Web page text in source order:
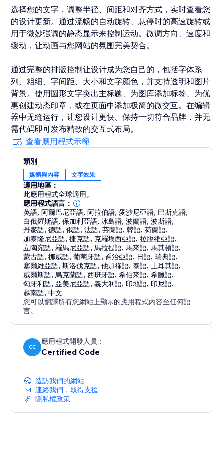
选择您的文字，调整半径、间距和对齐方式，实时查看您
的设计更新。通过流畅的自动旋转、悬停时的高速旋转或
用于微妙强调的静态显示来控制运动。微调方向、速度和
缓动，让动画与您网站的氛围完美契合。
通过完整的排版控制让设计成为您自己的，包括字体系
列、粗细、字间距、大小和文字颜色，并支持透明和图片
背景。使用圆形文字突出主标题、为图库添加标签、为优
惠创建动态印章，或在页面中添加极简的微交互。在编辑
器中无缝运行，让您设计更快、保持一切符合品牌，并无
需代码即可发布精致的交互式布局。
查看應用程式示範
類別
媒體與內容 文字效果
適用地區：
此應用程式全球適用。
應用程式語言：
英語,阿爾巴尼亞語,阿拉伯語,愛沙尼亞語, 巴斯克語,
白俄羅斯語,保加利亞語, 冰島語,波蘭語,波斯語,
丹麥語,德語,俄語,法語,芬蘭語,韓語,荷蘭語,
加泰隆尼亞語,捷克語,克羅埃西亞語,拉脫維亞語,
立陶宛語,羅馬尼亞語, 馬拉提語, 馬來語, 馬其頓語,
蒙古語,挪威語,葡萄牙語,喬治亞語, 日語,瑞典語,
塞爾維亞語,斯洛伐克語,他加祿語,泰語, 土耳其語,
威爾斯語, 烏克蘭語,西班牙語,希伯來語,希臘語,
匈牙利語,亞美尼亞語,義大利語, 印地語, 印尼語,
越南語,中文
您可以翻譯所有您網站上顯示的應用程式內容至任何語
言。
CC
應用程式開發人員：
Certified Code
造訪我們的網站
連絡我們，取得支援
隱私權政策